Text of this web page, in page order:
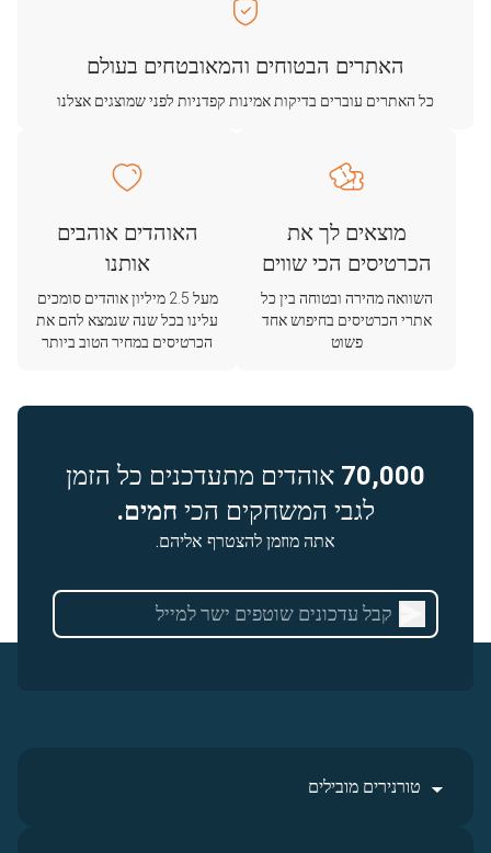
האתרים הבטוחים והמאובטחים בעולם
כל האתרים עוברים בדיקות אמינות קפדניות לפני שמוצגים אצלנו
מוצאים לך את
הכרטיסים הכי שווים
השוואה מהירה ובטוחה בין כל
אתרי הכרטיסים בחיפוש אחד
פשוט
האוהדים אוהבים
אותנו
מעל 2.5 מיליון אוהדים סומכים
עלינו בכל שנה שנמצא להם את
הכרטיסים במחיר הטוב ביותר
70,000 אוהדים מתעדכנים כל הזמן
לגבי המשחקים הכי חמים.
אתה מוזמן להצטרף אליהם.
טורנירים מובילים